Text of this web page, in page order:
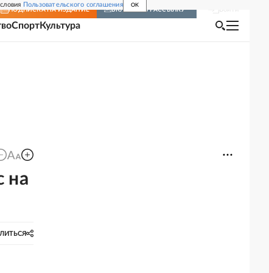
Пользовательского соглашения OK
ПОДПИСКА НА ИЗДАНИЕ ВКЛЮЧИТЬ РАССЫЛКУ
СпортКультура
на